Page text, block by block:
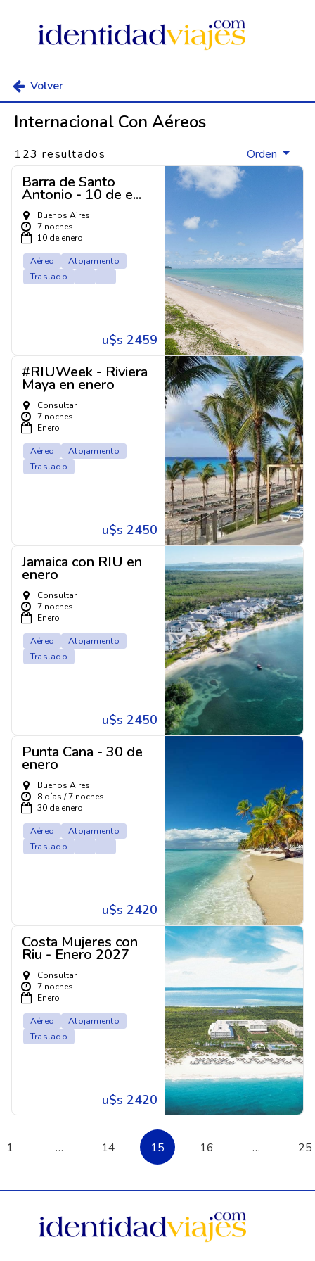
Volver
Internacional Con Aéreos
123 resultados Orden
Barra de Santo
Antonio - 10 de e...
Buenos Aires
7 noches
10 de enero
Aéreo
Alojamiento
Traslado
... ...
u$s 2459
#RIUWeek - Riviera
Maya en enero
Consultar
7 noches
Enero
Aéreo
Alojamiento
Traslado
u$s 2450
Jamaica con RIU en
enero
Consultar
7 noches
Enero
Aéreo
Alojamiento
Traslado
u$s 2450
Punta Cana - 30 de
enero
Buenos Aires
8 días / 7 noches
30 de enero
Aéreo
Alojamiento
Traslado
... ...
u$s 2420
Costa Mujeres con
Riu - Enero 2027
Consultar
7 noches
Enero
Aéreo
Alojamiento
Traslado
u$s 2420
1 … 14 15 16 … 25